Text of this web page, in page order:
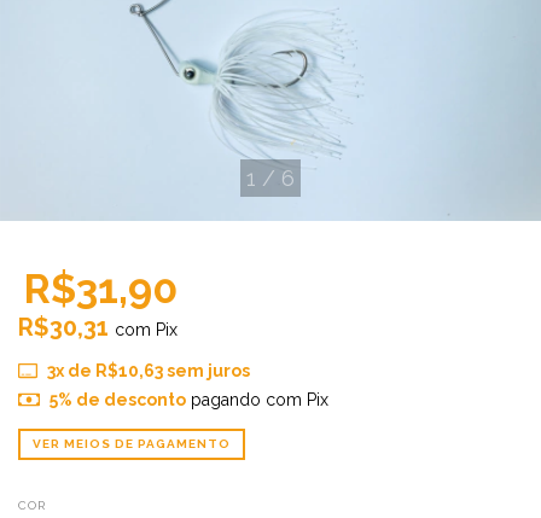
1 / 6
R$31,90
R$30,31 com Pix
3x de R$10,63sem juros
5% de descontopagando com Pix
VER MEIOS DE PAGAMENTO
COR